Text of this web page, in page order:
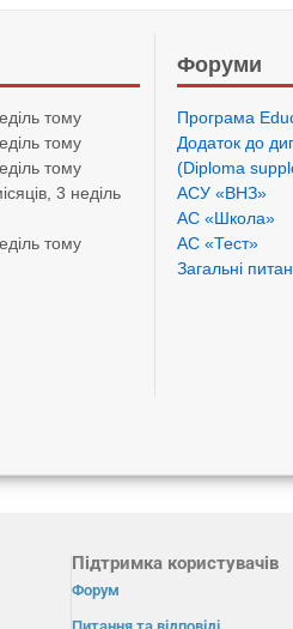
тому
тому
тому
3 неділь
тому
Форуми
Програма
Додаток до
(Diploma
АСУ «ВНЗ»
АС «Школа»
АС «Тест»
Загальні
Підтримка користувачів
Форум